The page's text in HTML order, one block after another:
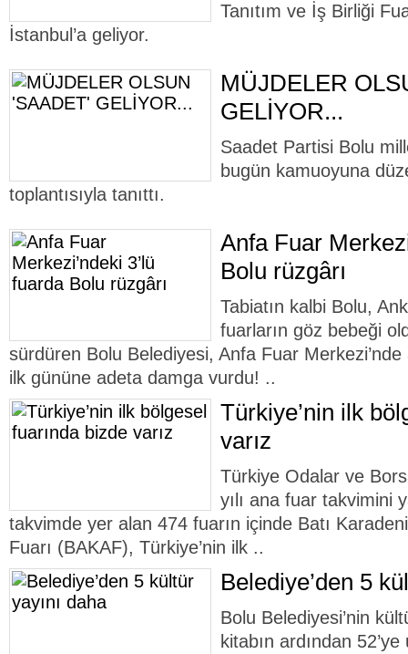
Tanıtım ve İş Birliği
İstanbul’a geliyor.
MÜJDELER
GELİYOR...
Saadet Partisi Bolu
bugün kamuoyuna
toplantısıyla tanıttı.
Anfa Fuar
Bolu rüzgârı
Tabiatın kalbi Bolu,
fuarların göz bebeği
sürdüren Bolu Belediyesi, Anfa Fuar Merkezi’nde
ilk gününe adeta damga vurdu! ..
Türkiye’nin ilk
varız
Türkiye Odalar ve
yılı ana fuar takvimini
takvimde yer alan 474 fuarın içinde Batı
Fuarı (BAKAF), Türkiye’nin ilk ..
Belediye’den 5
Bolu Belediyesi’nin
kitabın ardından